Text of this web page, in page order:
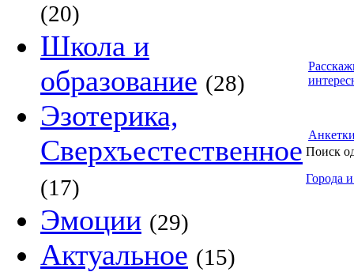
(20)
Школа и
образование (28)
Эзотерика,
Сверхъестественное
(17)
Эмоции (29)
Актуальное (15)
Поиск
Города